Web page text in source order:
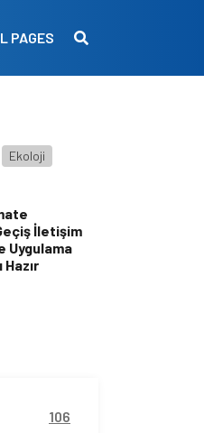
PAGES
Ekoloji
İletişim
Uygulama
106